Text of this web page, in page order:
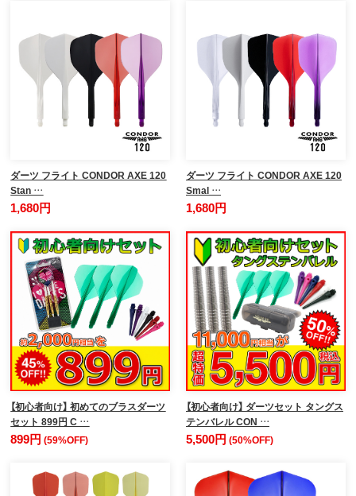
ダーツ フライト CONDOR AXE 120
Stan …
1,680円
ダーツ フライト CONDOR AXE 120
Smal …
1,680円
【初心者向け】 初めてのブラスダーツ
セット 899円 C …
899円(59%OFF)
【初心者向け】 ダーツセット タングス
テンバレル CON …
5,500円 (50%OFF)